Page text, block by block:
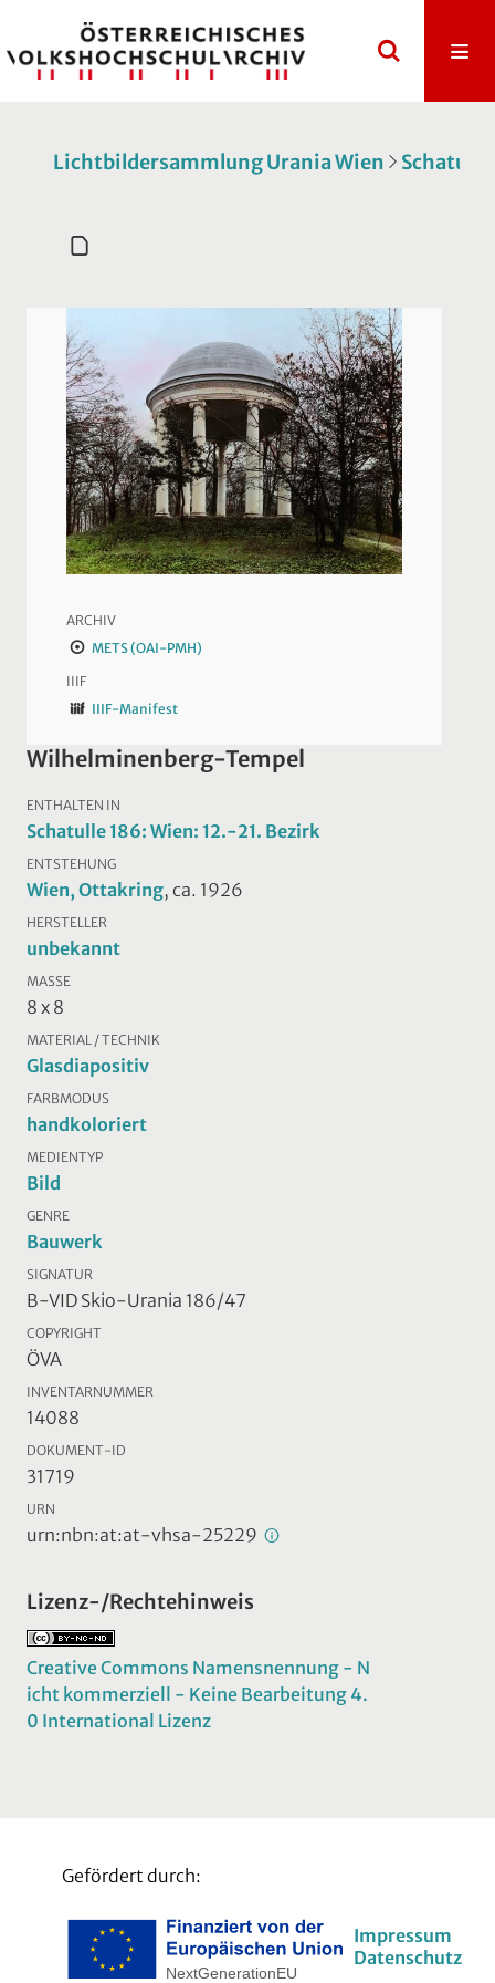
Lichtbildersammlung Urania Wien Schatulle
ARCHIV
METS (OAI-PMH)
IIIF
IIIF-Manifest
Wilhelminenberg-Tempel
ENTHALTEN IN
Schatulle 186: Wien: 12.-21. Bezirk
ENTSTEHUNG
Wien, Ottakring, ca. 1926
HERSTELLER
unbekannt
MASSE
8 x 8
MATERIAL / TECHNIK
Glasdiapositiv
FARBMODUS
handkoloriert
MEDIENTYP
Bild
GENRE
Bauwerk
SIGNATUR
B-VID Skio-Urania 186/47
COPYRIGHT
ÖVA
INVENTARNUMMER
14088
DOKUMENT-ID
31719
URN
urn:nbn:at:at-vhsa-25229
Lizenz-/Rechtehinweis
Creative Commons Namensnennung - N
icht kommerziell - Keine Bearbeitung 4.
0 International Lizenz
Gefördert durch:
Impressum
Datenschutz